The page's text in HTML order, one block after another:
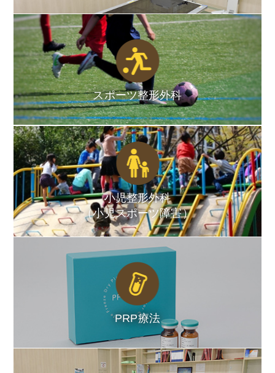
スポーツ整形外科
小児整形外科
（小児スポーツ障害）
PRP療法